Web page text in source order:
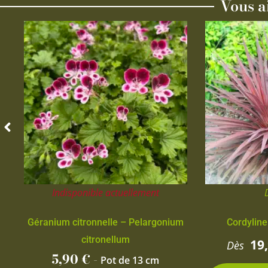
Vous
Indisponible actuellement
Géranium citronnelle – Pelargonium
citronellum
5,90€ - Pot de 13 cm
Dès